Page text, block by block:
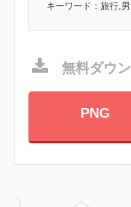
キーワード： 旅行,
無料ダウ
PNG